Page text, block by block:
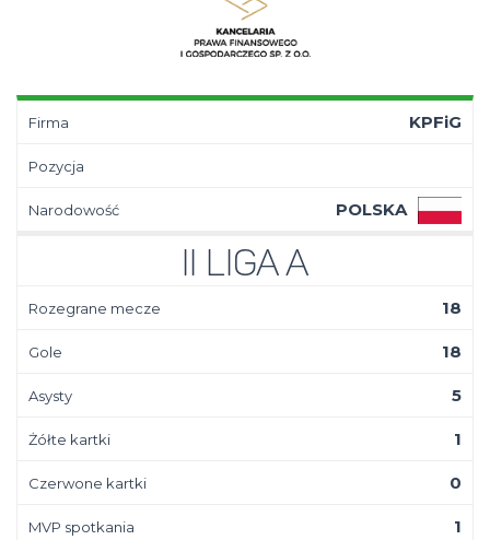
Firma KPFiG
Pozycja
Narodowość POLSKA
II Liga A
Rozegrane mecze 18
Gole 18
Asysty 5
Żółte kartki 1
Czerwone kartki 0
MVP spotkania 1